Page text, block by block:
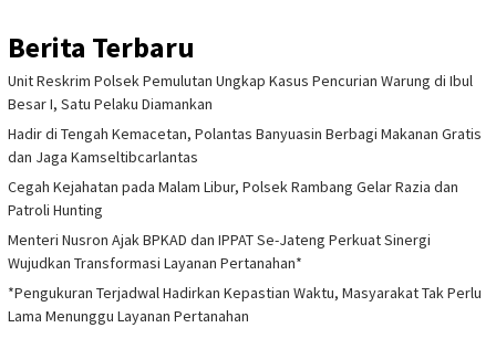
Berita Terbaru
Unit Reskrim Polsek Pemulutan Ungkap Kasus Pencurian Warung di Ibul
Besar I, Satu Pelaku Diamankan
Hadir di Tengah Kemacetan, Polantas Banyuasin Berbagi Makanan Gratis
dan Jaga Kamseltibcarlantas
Cegah Kejahatan pada Malam Libur, Polsek Rambang Gelar Razia dan
Patroli Hunting
Menteri Nusron Ajak BPKAD dan IPPAT Se-Jateng Perkuat Sinergi
Wujudkan Transformasi Layanan Pertanahan*
*Pengukuran Terjadwal Hadirkan Kepastian Waktu, Masyarakat Tak Perlu
Lama Menunggu Layanan Pertanahan